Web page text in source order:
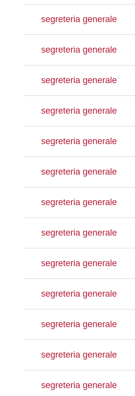
segreteria generale
segreteria generale
segreteria generale
segreteria generale
segreteria generale
segreteria generale
segreteria generale
segreteria generale
segreteria generale
segreteria generale
segreteria generale
segreteria generale
segreteria generale